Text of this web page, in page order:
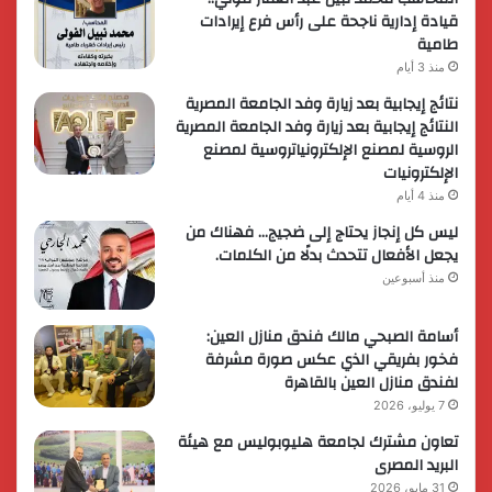
قيادة إدارية ناجحة على رأس فرع إيرادات
طامية
منذ 3 أيام
نتائج إيجابية بعد زيارة وفد الجامعة المصرية
النتائج إيجابية بعد زيارة وفد الجامعة المصرية
الروسية لمصنع الإلكترونياتروسية لمصنع
الإلكترونيات
منذ 4 أيام
ليس كل إنجاز يحتاج إلى ضجيج… فهناك من
يجعل الأفعال تتحدث بدلًا من الكلمات.
منذ أسبوعين
أسامة الصبحي مالك فندق منازل العين:
فخور بفريقي الذي عكس صورة مشرفة
لفندق منازل العين بالقاهرة
7 يوليو، 2026
تعاون مشترك لجامعة هليوبوليس مع هيئة
البريد المصرى
31 مايو، 2026